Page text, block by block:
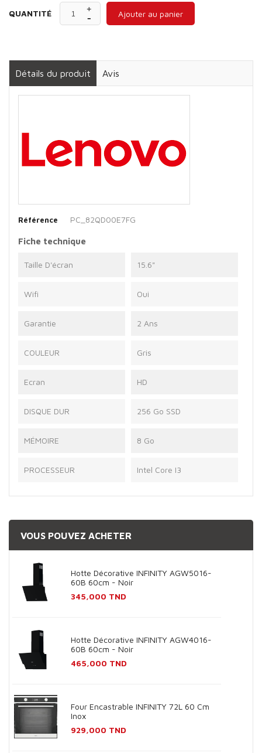
QUANTITÉ Ajouter au panier
Détails du produit Avis
Référence PC_82QD00E7FG
Fiche technique
Taille D'écran 15.6"
Wifi Oui
Garantie 2 Ans
COULEUR Gris
Ecran HD
DISQUE DUR 256 Go SSD
MÉMOIRE 8 Go
PROCESSEUR Intel Core I3
VOUS POUVEZ ACHETER
Hotte Décorative INFINITY AGW5016-
60B 60cm - Noir
Prix
345,000 TND
Hotte Décorative INFINITY AGW4016-
60B 60cm - Noir
Prix
465,000 TND
Four Encastrable INFINITY 72L 60 Cm
Inox
Prix
929,000 TND